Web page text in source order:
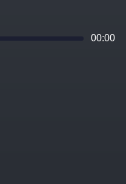
00:00